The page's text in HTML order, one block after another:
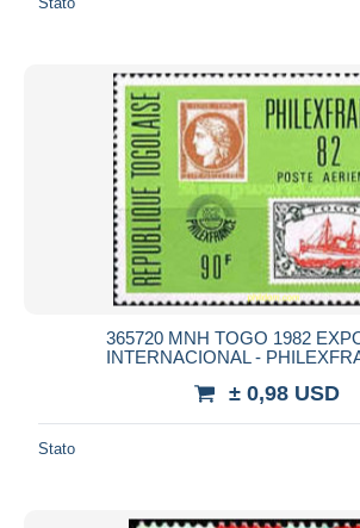
365720 MNH TOGO 1982
INTERNACIONAL -
± 0,98 USD
Stato